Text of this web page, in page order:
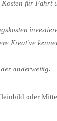
für Fahrt
Kreative
anderweitig.
oder